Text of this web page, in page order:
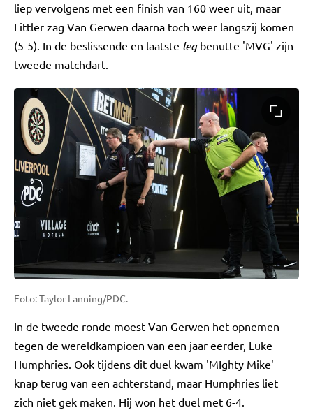
liep vervolgens met een finish van 160 weer uit, maar
Littler zag Van Gerwen daarna toch weer langszij komen
(5-5). In de beslissende en laatste leg benutte 'MVG' zijn
tweede matchdart.
Foto: Taylor Lanning/PDC.
In de tweede ronde moest Van Gerwen het opnemen
tegen de wereldkampioen van een jaar eerder, Luke
Humphries. Ook tijdens dit duel kwam 'MIghty Mike'
knap terug van een achterstand, maar Humphries liet
zich niet gek maken. Hij won het duel met 6-4.